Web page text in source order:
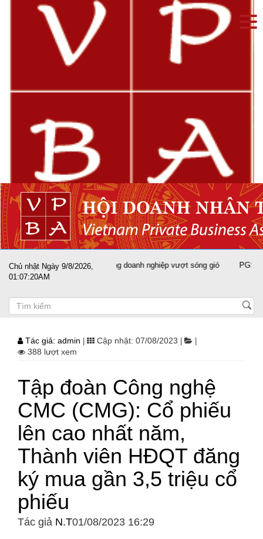
Chủ nhật Ngày 9/8/2026,
01:07:20AM
Đất nước sát cánh cùng doanh nghiệp vượt sóng gió PGS.TS
Tác giả: admin Cập nhật: 07/08/2023
388 lượt xem
Tập đoàn Công nghệ
CMC (CMG): Cổ phiếu
lên cao nhất năm,
Thành viên HĐQT đăng
ký mua gần 3,5 triệu cổ
phiếu
Tác giả N.T01/08/2023 16:29